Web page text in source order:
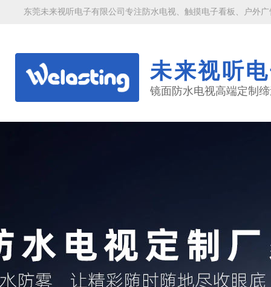
东莞未来视听电子有限公司专注防水电视、触摸电子看板、户外
未来视听
镜面防水电视高端定制